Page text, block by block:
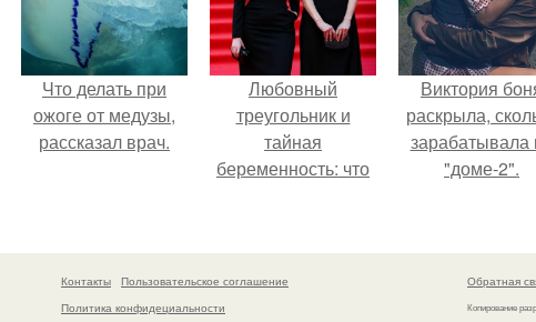
Что делать при
ожоге от медузы,
рассказал врач.
Любовный
треугольник и
тайная
беременность: что
Михалкова?
Виктория
раскрыла,
зарабатывала
"доме-2".
Контакты
Пользовательское соглашение
Политика конфидециальности
Обратная
Копирование